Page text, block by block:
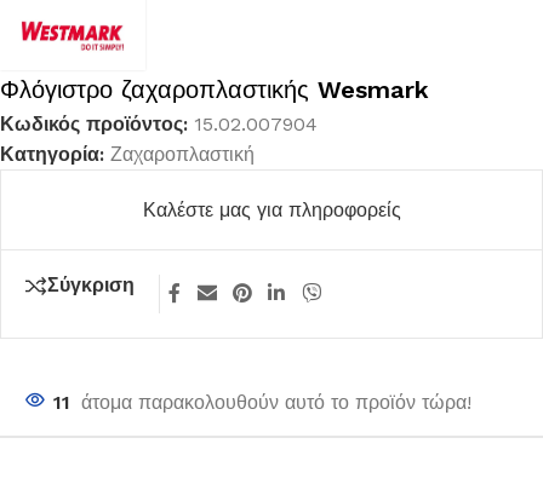
Φλόγιστρο ζαχαροπλαστικής Wesmark
Κωδικός προϊόντος: 15.02.007904
Κατηγορία: Ζαχαροπλαστική
Καλέστε μας για πληροφορείς
Σύγκριση
11 άτομα παρακολουθούν αυτό το προϊόν τώρα!